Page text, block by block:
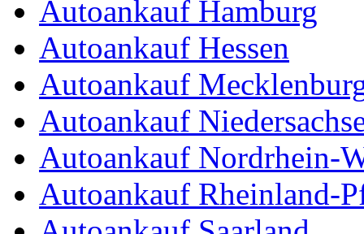
Autoankauf Hamburg
Autoankauf Hessen
Autoankauf
Autoankauf
Autoankauf Nordrhein-
Autoankauf Rheinland-